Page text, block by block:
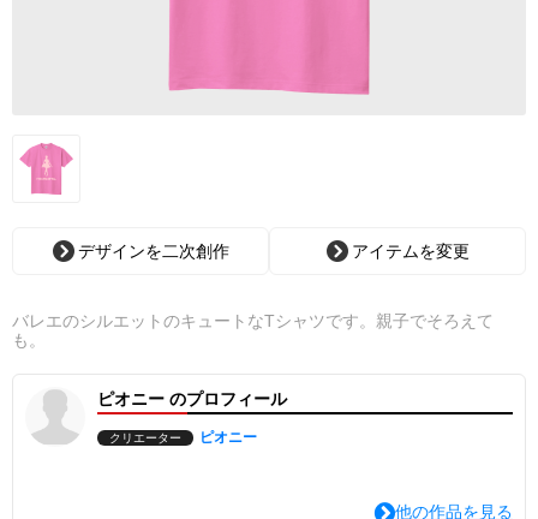
デザインを二次創作 アイテムを変更
バレエのシルエットのキュートなTシャツです。親子でそろえて
も。
ピオニー のプロフィール
クリエーター ピオニー
他の作品を見る